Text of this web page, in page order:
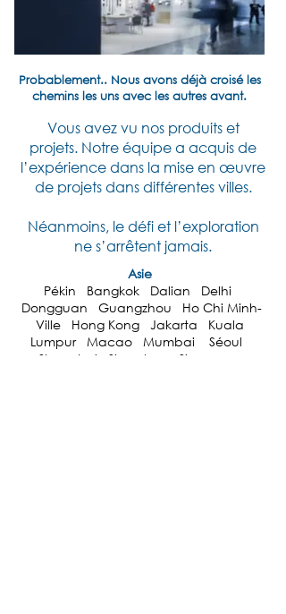
Probablement.. Nous avons déjà croisé les
chemins les uns avec les autres avant.
Vous avez vu nos produits et
projets. Notre équipe a acquis de
l’expérience dans la mise en œuvre
de projets dans différentes villes.
Néanmoins, le défi et l’exploration
ne s’arrêtent jamais.
Asie
Pékin Bangkok Dalian Delhi
Dongguan Guangzhou Ho Chi Minh-
Ville Hong Kong Jakarta Kuala
Lumpur Macao Mumbai Séoul
Shanghai Shenzhen Singapour